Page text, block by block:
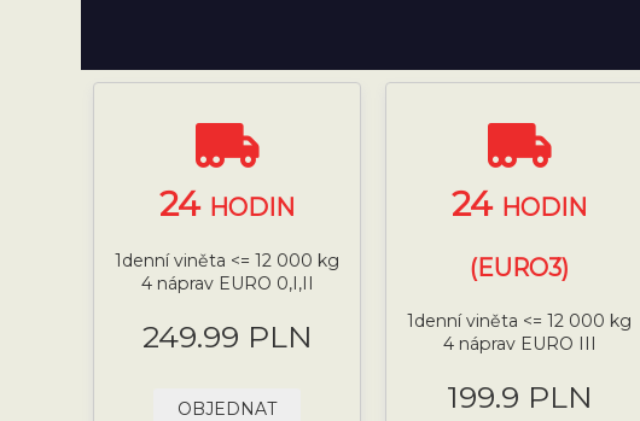
24 HODIN
1denní viněta <= 12 000 kg
4 náprav EURO 0,I,II
249.99 PLN
OBJEDNAT
24 HODIN
(EURO3)
1denní viněta <= 12 000 kg
4 náprav EURO III
199.9 PLN